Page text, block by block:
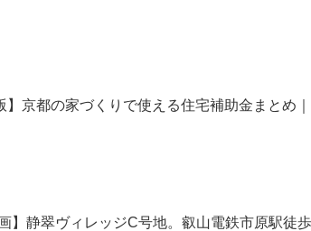
】京都の家づくりで使える住宅補助金まとめ
】静翠ヴィレッジC号地。叡山電鉄市原駅徒